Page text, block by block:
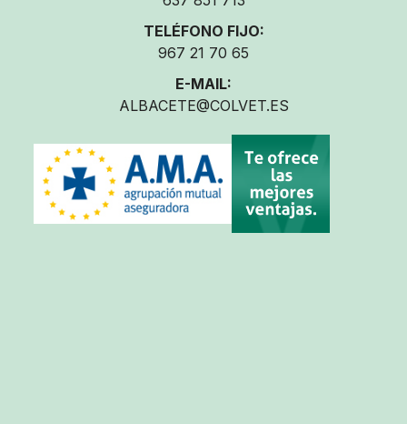
TELÉFONO FIJO:
967 21 70 65
E-MAIL:
ALBACETE@COLVET.ES